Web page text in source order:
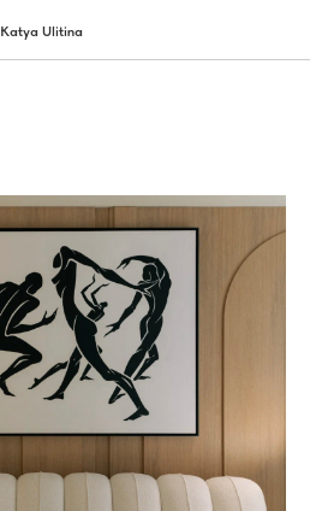
Katya Ulitina